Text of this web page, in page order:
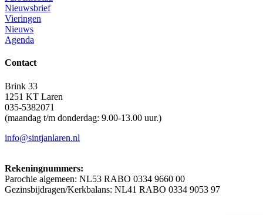
Nieuwsbrief
Vieringen
Nieuws
Agenda
Contact
Brink 33
1251 KT Laren
035-5382071
(maandag t/m donderdag: 9.00-13.00 uur.)
info@sintjanlaren.nl
Rekeningnummers:
Parochie algemeen: NL53 RABO 0334 9660 00
Gezinsbijdragen/Kerkbalans: NL41 RABO 0334 9053 97